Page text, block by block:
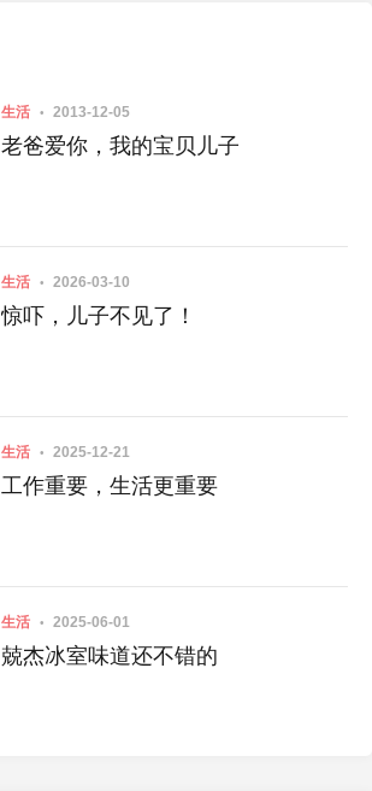
生活 2013-12-05
老爸爱你，我的宝贝儿子
生活 2026-03-10
惊吓，儿子不见了！
生活 2025-12-21
工作重要，生活更重要
生活 2025-06-01
兢杰冰室味道还不错的